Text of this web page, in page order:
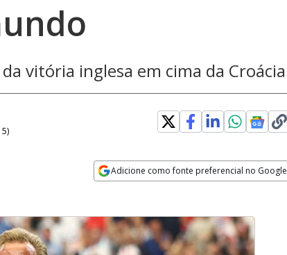
vitória inglesa em cima da Croácia
)
Adicione como fonte preferencial no Google